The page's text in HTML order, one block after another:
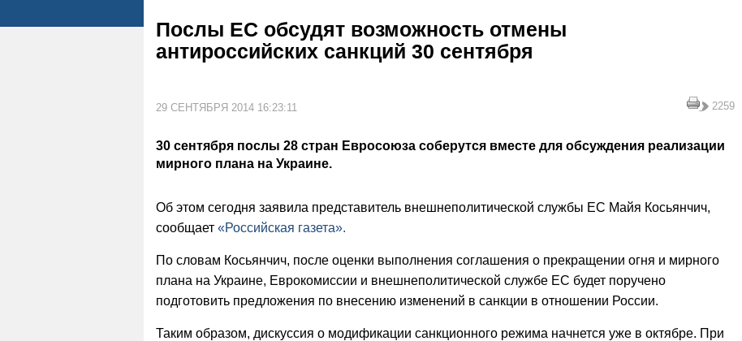
Послы ЕС обсудят возможность отмены
антироссийских санкций 30 сентября
29 СЕНТЯБРЯ 2014 16:23:11 2259
30 сентября послы 28 стран Евросоюза соберутся вместе для обсуждения реализации
мирного плана на Украине.
Об этом сегодня заявила представитель внешнеполитической службы ЕС Майя Косьянчич,
сообщает «Российская газета».
По словам Косьянчич, после оценки выполнения соглашения о прекращении огня и мирного
плана на Украине, Еврокомиссии и внешнеполитической службе ЕС будет поручено
подготовить предложения по внесению изменений в санкции в отношении России.
Таким образом, дискуссия о модификации санкционного режима начнется уже в октябре. При